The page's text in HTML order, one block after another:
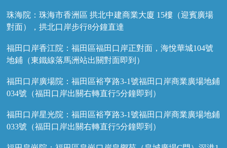
珠海院：珠海市香洲區 拱北中建商業大廈 15樓（迎賓廣場
對面），拱北口岸步行8分鐘直達
福田口岸香江院：福田區福田口岸正對面，海悅華城104號
地鋪（東鐵線落馬洲站出關對面即到）
福田口岸廣場院：福田區裕亨路3-1號福田口岸商業廣場地鋪
034號（福田口岸出關右轉直行5分鐘即到）
福田口岸星光院：福田區裕亨路3-1號福田口岸商業廣場地鋪
033號（福田口岸出關右轉直行5分鐘即到）